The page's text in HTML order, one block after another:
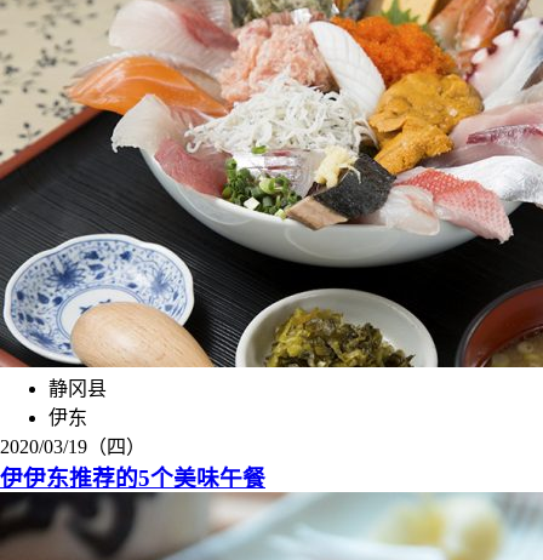
静冈县
伊东
2020/03/19（四）
伊伊东推荐的5个美味午餐